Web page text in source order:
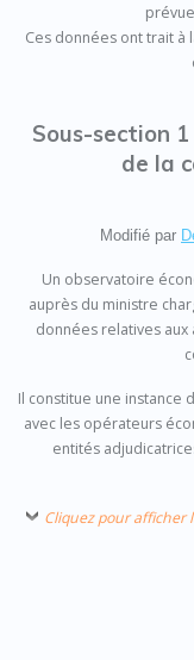
Ces données ont trait à
Sous-section
de la
Modifié par
Un observatoire
auprès du ministre
données relatives
Il constitue une instance
avec les opérateurs
entités
Cliquez pour afficher